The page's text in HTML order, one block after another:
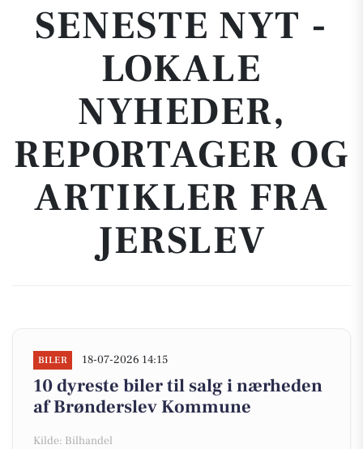
SENESTE NYT -
LOKALE
NYHEDER,
REPORTAGER OG
ARTIKLER FRA
JERSLEV
BILER 18-07-2026 14:15
10 dyreste biler til salg i nærheden
af Brønderslev Kommune
Kilde: Bilhandel